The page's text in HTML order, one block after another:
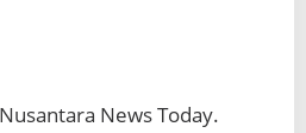
News Today.